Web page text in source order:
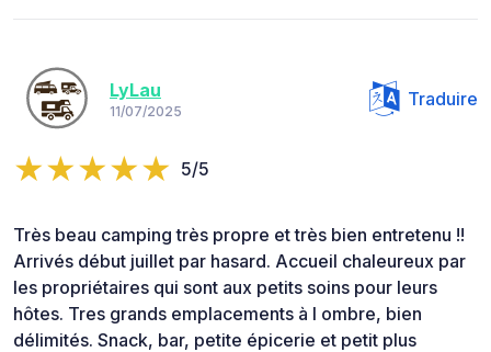
LyLau
11/07/2025
Traduire
5/5
Très beau camping très propre et très bien entretenu !!
Arrivés début juillet par hasard. Accueil chaleureux par
les propriétaires qui sont aux petits soins pour leurs
hôtes. Tres grands emplacements à l ombre, bien
délimités. Snack, bar, petite épicerie et petit plus